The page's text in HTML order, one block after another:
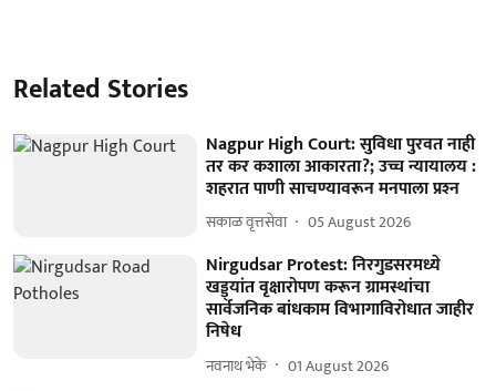
Related Stories
Nagpur High Court: सुविधा पुरवत नाही
तर कर कशाला आकारता?; उच्च न्यायालय :
शहरात पाणी साचण्यावरून मनपाला प्रश्‍न
सकाळ वृत्तसेवा 05 August 2026
Nirgudsar Protest: निरगुडसरमध्ये
खड्ड्यांत वृक्षारोपण करून ग्रामस्थांचा
सार्वजनिक बांधकाम विभागाविरोधात जाहीर
निषेध
नवनाथ भेके 01 August 2026